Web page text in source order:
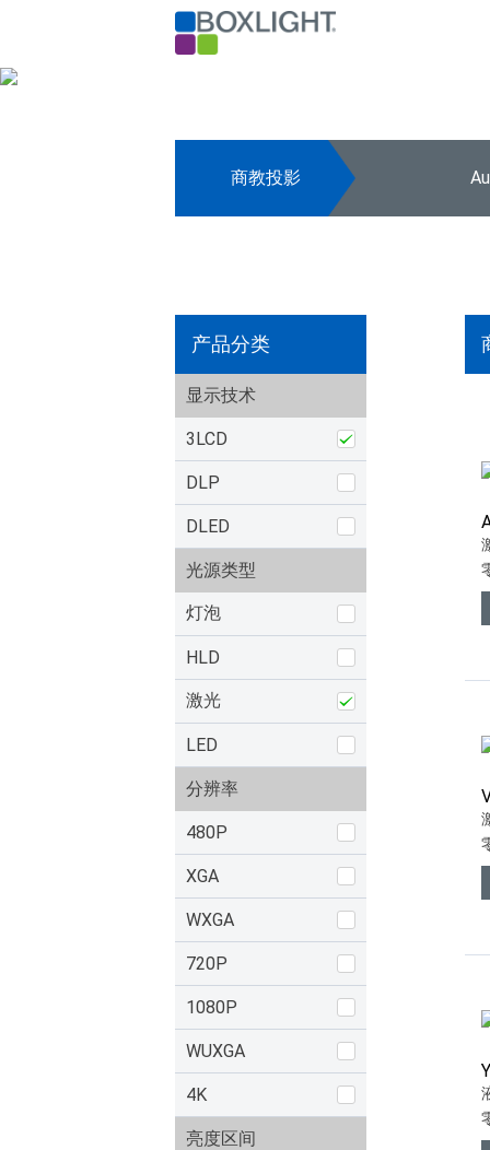
商教投影
产品分类
显示技术
3LCD
DLP
DLED
光源类型
灯泡
HLD
激光
LED
分辨率
480P
XGA
WXGA
720P
1080P
WUXGA
4K
亮度区间